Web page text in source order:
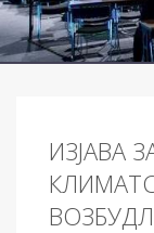
ИЗЈАВА